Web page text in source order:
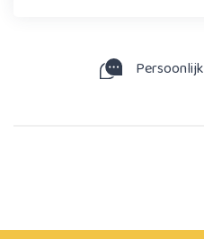
Persoonlijk